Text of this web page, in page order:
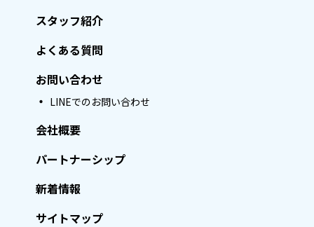
スタッフ紹介
よくある質問
お問い合わせ
LINEでのお問い合わせ
会社概要
パートナーシップ
新着情報
サイトマップ